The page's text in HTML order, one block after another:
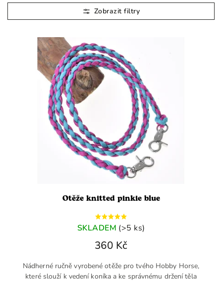
Nejlevnější
Nejdražší
Nejprodávanější
Abecedně
Otěže knitted pinkie blue
SKLADEM (>5 ks)
360 Kč
Nádherné ručně vyrobené otěže pro tvého Hobby Horse,
které slouží k vedení koníka a ke správnému držení těla